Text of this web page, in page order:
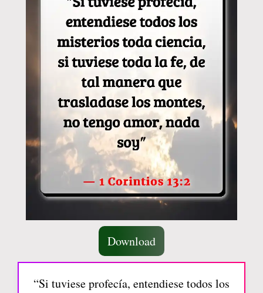
Download
“Si tuviese profecía, entendiese todos los